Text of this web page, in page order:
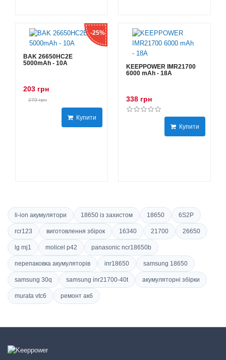
-25%
BAK 26650HC2E
5000mAh - 10А
203 грн
270 грн
Купити
KEEPPOWER IMR21700
6000 mAh - 18А
338 грн
Купити
li-ion акумулятори 18650 із захистом 18650 6S2P
rcr123 виготовлення збірок 16340 21700 26650
lg mj1 molicel p42 panasonic ncr18650b
перепаковка акумуляторів inr18650 samsung 18650
samsung 30q samsung inr21700-40t акумуляторні збірки
murata vtc6 ремонт акб